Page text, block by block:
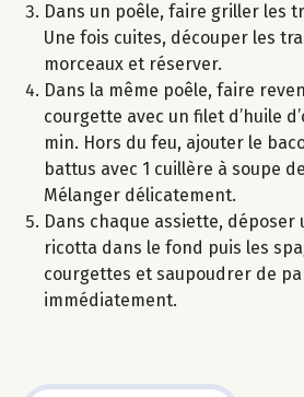
Dans un poêle, faire griller les
Une fois cuites, découper les
morceaux et réserver.
Dans la même poêle, faire
courgette avec un filet d’huile
min. Hors du feu, ajouter le
battus avec 1 cuillère à soupe
Mélanger délicatement.
Dans chaque assiette, déposer
ricotta dans le fond puis les
courgettes et saupoudrer de
immédiatement.